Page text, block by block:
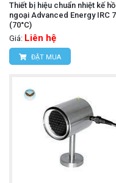
Thiết bị hiệu chuẩn nhiệt kế
ngoại Advanced Energy IRC
(70°C)
Giá: Liên hệ
ĐẶT MUA